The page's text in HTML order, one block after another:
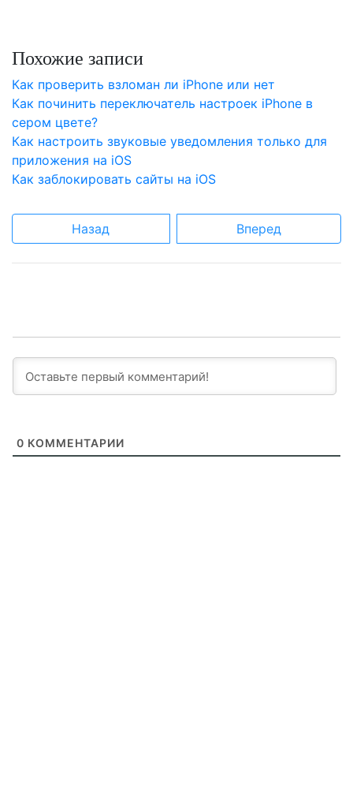
Похожие записи
Как проверить взломан ли iPhone или нет
Как починить переключатель настроек iPhone в
сером цвете?
Как настроить звуковые уведомления только для
приложения на iOS
Как заблокировать сайты на iOS
Назад Вперед
0 КОММЕНТАРИИ